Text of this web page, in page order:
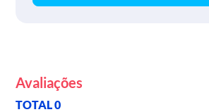
Avaliações
TOTAL 0